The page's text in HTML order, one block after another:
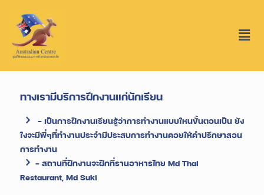
ทางเรามีบริการฝึกงานแก่นักเรียน
- เป็นการฝึกงานเรียนรู้ว่าการทำงานแบบใหนขั้นตอนเป็น ยัง
ใงจะมีพี่ๆที่ทำงานประจำมีประสบการทำงานคอยให้คำปรึกษาสอน
การทำงาน
- สถานที่ฝึกงานจะฝึกที่รานอาหารไทย Md Thai
Restaurant, Md Suki